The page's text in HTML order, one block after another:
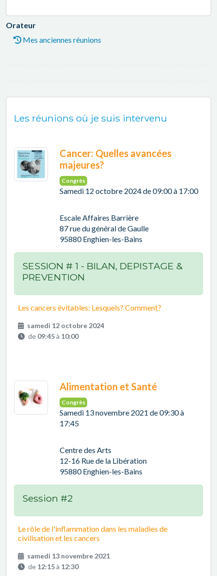
Orateur
Mes anciennes réunions
Les réunions où je suis intervenu
Cancer: Quelles avancées
majeures?
Congrès
Samedi 12 octobre 2024 de 09:00 à 17:00
Escale Affaires Barrière
87 rue du général de Gaulle
95880 Enghien-les-Bains
SESSION # 1 - BILAN, DEPISTAGE &
PREVENTION
Les cancers évitables: Lesquels? Comment?
samedi 12 octobre 2024
de 09:45à 10:00
Alimentation et Santé
Congrès
Samedi 13 novembre 2021 de 09:30 à
17:45
Centre des Arts
12-16 Rue de la Libération
95880 Enghien-les-Bains
Session #2
Le rôle de l'inflammation dans les maladies de
civilisation et les cancers
samedi 13 novembre 2021
de 12:15à 12:30